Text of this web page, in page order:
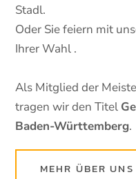
Stadl.
Oder Sie feiern mit
Ihrer Wahl .
Als Mitglied der
tragen wir den Titel
Baden-Württemberg.
MEHR ÜBER UNS